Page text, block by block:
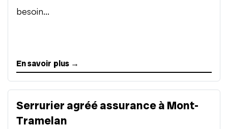
besoin...
En savoir plus →
Serrurier agréé assurance à Mont-
Tramelan